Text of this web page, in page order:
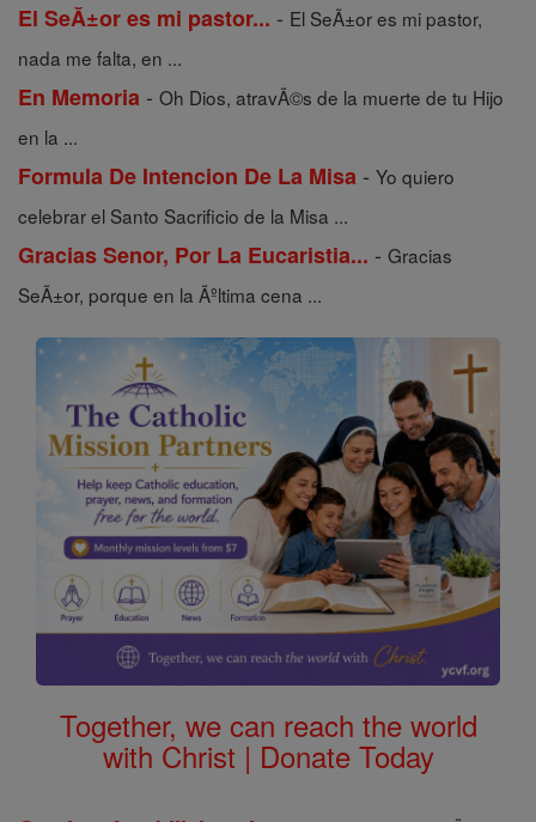
El SeĂ±or es mi pastor... - El SeÃ±or es mi pastor,
nada me falta, en ...
En Memoria - Oh Dios, atravÃ©s de la muerte de tu Hijo
en la ...
Formula De Intencion De La Misa - Yo quiero
celebrar el Santo Sacrificio de la Misa ...
Gracias Senor, Por La Eucaristia... - Gracias
SeÃ±or, porque en la Ãºltima cena ...
Together, we can reach the world
with Christ | Donate Today